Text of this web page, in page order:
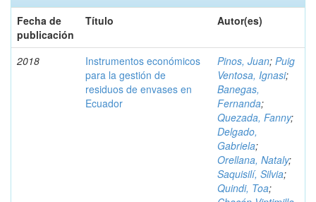
Fecha de
publicación
Título Autor(es)
2018
Instrumentos económicos
para la gestión de
residuos de envases en
Ecuador
Pinos, Juan; Puig
Ventosa, Ignasi;
Banegas,
Fernanda;
Quezada, Fanny;
Delgado,
Gabriela;
Orellana, Nataly;
Saquisilí, Silvia;
Quindi, Toa;